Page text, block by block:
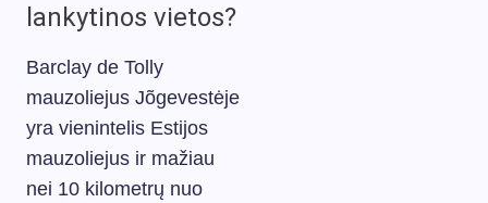
lankytinos vietos?
Barclay de Tolly
mauzoliejus Jõgevestėje
yra vienintelis Estijos
mauzoliejus ir mažiau
nei 10 kilometrų nuo